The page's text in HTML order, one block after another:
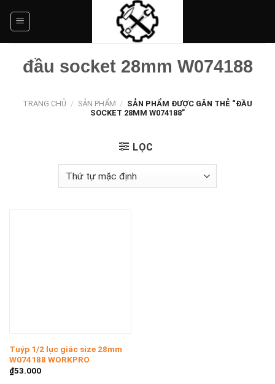
đầu socket 28mm W074188
TRANG CHỦ / SẢN PHẨM / SẢN PHẨM ĐƯỢC GẮN THẺ “ĐẦU
SOCKET 28MM W074188”
LỌC
Tuýp 1/2 lục giác size 28mm
W074188 WORKPRO
₫53.000